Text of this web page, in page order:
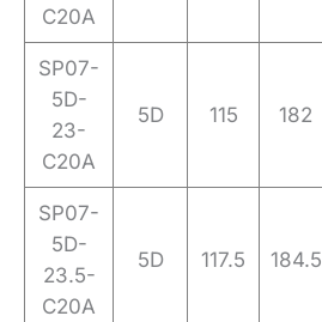
C20A
SP07-
5D-
23-
C20A
5D 115 182
SP07-
5D-
23.5-
C20A
5D 117.5 184.5